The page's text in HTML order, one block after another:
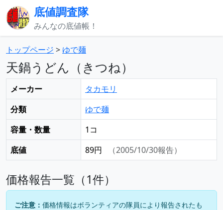
底値調査隊
みんなの底値帳！
トップページ > ゆで麺
天鍋うどん（きつね）
メーカー
タカモリ
分類
ゆで麺
容量・数量
1コ
底値
89円 （2005/10/30報告）
価格報告一覧（1件）
ご注意： 価格情報はボランティアの隊員により報告されたも